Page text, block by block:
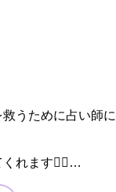
うために占い師
れます🧙‍♂‍…